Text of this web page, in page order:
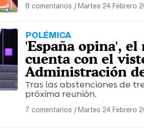
8 comentarios |Martes 24 Febrero
POLÉMICA
'España opina',
cuenta con el
Administración
Tras las abstenciones de
próxima reunión.
7 comentarios |Martes 24 Febrero